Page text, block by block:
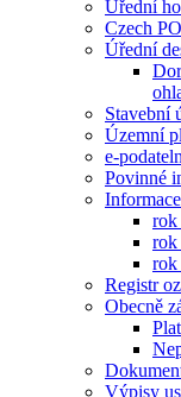
Úřední
Czech
Úřední
Stavební
Územní
e-
Povinné
rok
rok
rok
Registr
Obecně
Výpisy